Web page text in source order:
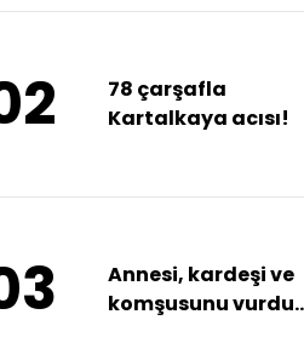
78 çarşafla
Kartalkaya acısı!
Annesi, kardeşi ve
komşusunu vurdu!